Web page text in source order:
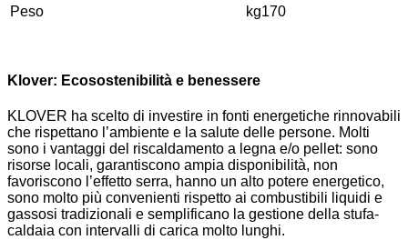
Peso
kg170
Klover: Ecosostenibilità e benessere
KLOVER ha scelto di investire in fonti energetiche rinnovabili
che rispettano l’ambiente e la salute delle persone. Molti
sono i vantaggi del riscaldamento a legna e/o pellet: sono
risorse locali, garantiscono ampia disponibilità, non
favoriscono l’effetto serra, hanno un alto potere energetico,
sono molto più convenienti rispetto ai combustibili liquidi e
gassosi tradizionali e semplificano la gestione della stufa-
caldaia con intervalli di carica molto lunghi.